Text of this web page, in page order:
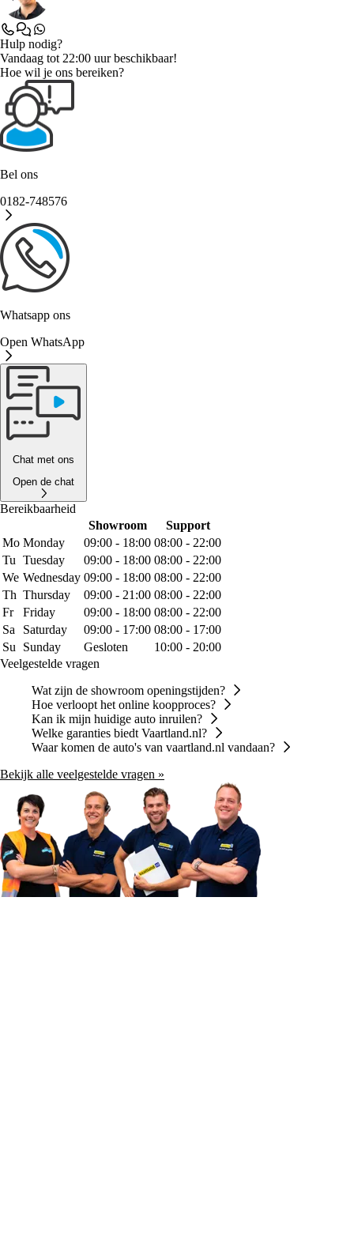
Hulp nodig?
Vandaag tot 22:00 uur beschikbaar!
Hoe wil je ons bereiken?
Bel ons
0182-748576
Whatsapp ons
Open WhatsApp
Chat met ons
Open de chat
Bereikbaarheid
Showroom
Support
Mo Monday 09:00 - 18:00 08:00 - 22:00
Tu Tuesday 09:00 - 18:00 08:00 - 22:00
We Wednesday 09:00 - 18:00 08:00 - 22:00
Th Thursday 09:00 - 21:00 08:00 - 22:00
Fr
Friday 09:00 - 18:00 08:00 - 22:00
Sa
Saturday 09:00 - 17:00 08:00 - 17:00
Su
Sunday Gesloten
10:00 - 20:00
Veelgestelde vragen
Wat zijn de showroom openingstijden?
Hoe verloopt het online koopproces?
Kan ik mijn huidige auto inruilen?
Welke garanties biedt Vaartland.nl?
Waar komen de auto's van vaartland.nl vandaan?
Bekijk alle veelgestelde vragen »